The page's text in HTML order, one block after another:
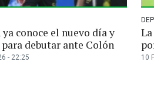
conoce el nuevo día y
debutar ante Colón
- 22:25 10